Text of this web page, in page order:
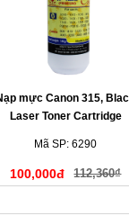
mực Canon 315,
Laser Toner Cartridge
Mã SP: 6290
100,000đ 112,360₫